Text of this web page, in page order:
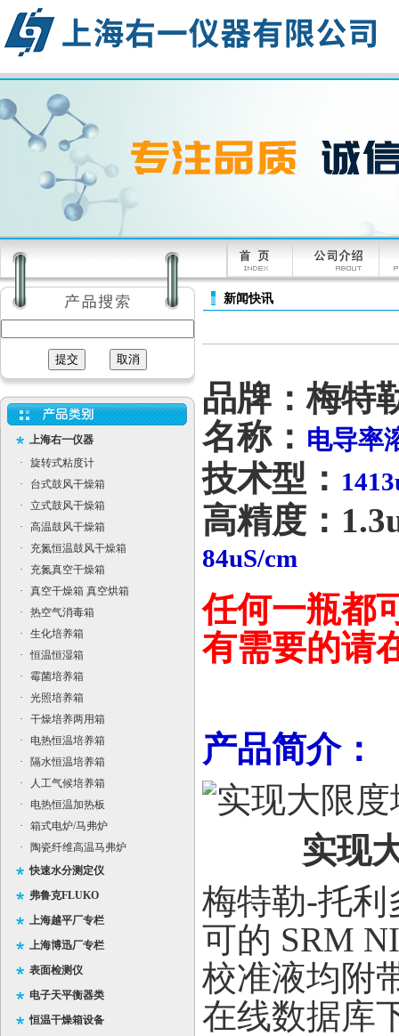
上海右一仪器
·
旋转式粘度计
·
台式鼓风干燥箱
·
立式鼓风干燥箱
·
高温鼓风干燥箱
·
充氮恒温鼓风干燥箱
·
充氮真空干燥箱
·
真空干燥箱 真空烘箱
·
热空气消毒箱
·
生化培养箱
·
恒温恒湿箱
·
霉菌培养箱
·
光照培养箱
·
干燥培养两用箱
·
电热恒温培养箱
·
隔水恒温培养箱
·
人工气候培养箱
·
电热恒温加热板
·
箱式电炉/马弗炉
·
陶瓷纤维高温马弗炉
快速水分测定仪
弗鲁克FLUKO
上海越平厂专栏
上海博迅厂专栏
表面检测仪
电子天平衡器类
恒温干燥箱设备
新闻快讯
品牌：梅特
名称： 电导率
技术型：
高精度：
84uS/cm
任何一瓶都
有需要的请
产品简介：
实现
梅特勒-托利
可的 SRM
校准液均附
在线数据库